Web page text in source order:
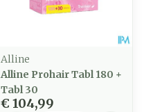
Alline
Alline Prohair Tabl 180 +
Tabl 30
€ 104,99